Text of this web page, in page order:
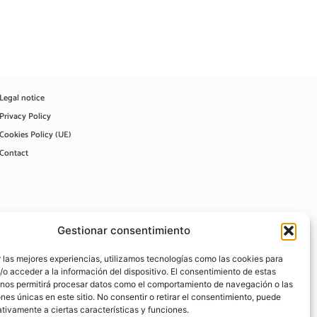
Gestionar consentimiento
las mejores experiencias, utilizamos tecnologías como las cookies para
o acceder a la información del dispositivo. El consentimiento de estas
permitirá procesar datos como el comportamiento de navegación o las
únicas en este sitio. No consentir o retirar el consentimiento, puede
a ciertas características y funciones.
Legal notice
Privacy Policy
Cookies Policy (UE)
Contact